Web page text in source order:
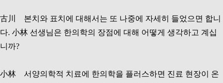
古川 본치와 표치에 대해서는 또 나중에 자세히 들었으면 합니
다. 小林 선생님은 한의학의 장점에 대해 어떻게 생각하고 계십
니까?
小林 서양의학적 치료에 한의학을 플러스하면 진료 현장이 온